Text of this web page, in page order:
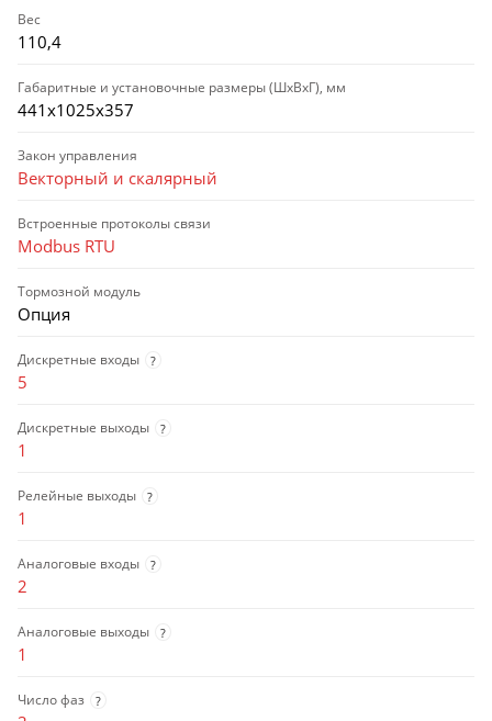
Вес
110,4
Габаритные и установочные размеры (ШхВхГ), мм
441х1025х357
Закон управления
Векторный и скалярный
Встроенные протоколы связи
Modbus RTU
Тормозной модуль
Опция
Дискретные входы ?
5
Дискретные выходы ?
1
Релейные выходы ?
1
Аналоговые входы ?
2
Аналоговые выходы ?
1
Число фаз ?